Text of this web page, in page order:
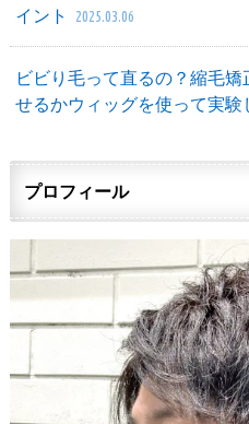
イント
2025.03.06
ビビり毛って直るの？縮毛
せるかウィッグを使って実験
プロフィール